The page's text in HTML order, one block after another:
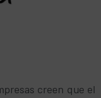
creen que el